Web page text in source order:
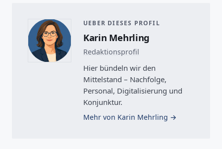
UEBER DIESES PROFIL
Karin Mehrling
Redaktionsprofil
Hier bündeln wir den
Mittelstand – Nachfolge,
Personal, Digitalisierung und
Konjunktur.
Mehr von Karin Mehrling